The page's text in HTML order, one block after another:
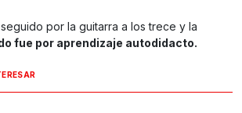
por la guitarra a los trece y la
fue por aprendizaje autodidacto.